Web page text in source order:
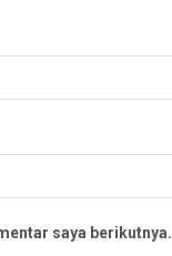
saya berikutnya.